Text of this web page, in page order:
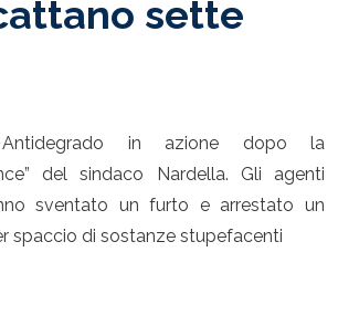
sette
Antidegrado in azione dopo la
del sindaco Nardella. Gli agenti
sventato un furto e arrestato un
spaccio di sostanze stupefacenti